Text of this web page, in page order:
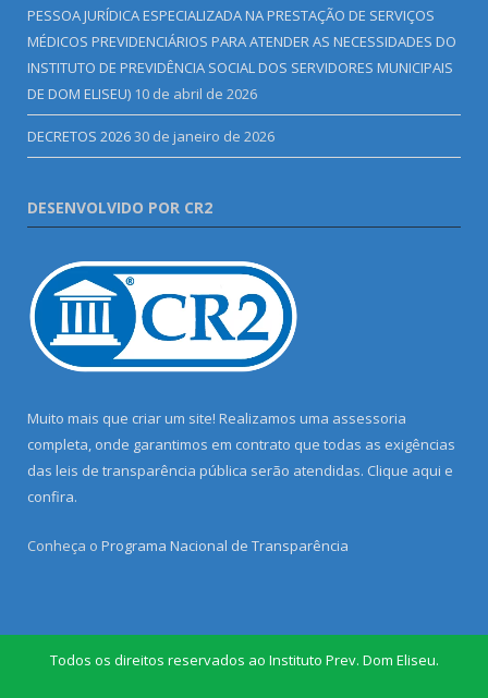
PESSOA JURÍDICA ESPECIALIZADA NA PRESTAÇÃO DE SERVIÇOS
MÉDICOS PREVIDENCIÁRIOS PARA ATENDER AS NECESSIDADES DO
INSTITUTO DE PREVIDÊNCIA SOCIAL DOS SERVIDORES MUNICIPAIS
DE DOM ELISEU) 10 de abril de 2026
DECRETOS 202630 de janeiro de 2026
DESENVOLVIDO POR CR2
Muito mais que criar um site! Realizamos uma assessoria
completa, onde garantimos em contrato que todas as exigências
das leis de transparência pública serão atendidas. Clique aqui e
confira.
Conheça o Programa Nacional de Transparência
Todos os direitos reservados ao Instituto Prev. Dom Eliseu.